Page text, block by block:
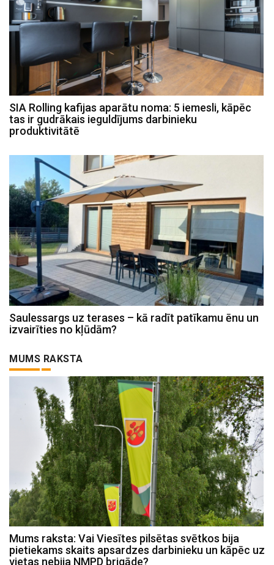
SIA Rolling kafijas aparātu noma: 5 iemesli, kāpēc
tas ir gudrākais ieguldījums darbinieku
produktivitātē
Saulessargs uz terases – kā radīt patīkamu ēnu un
izvairīties no kļūdām?
MUMS RAKSTA
Mums raksta: Vai Viesītes pilsētas svētkos bija
pietiekams skaits apsardzes darbinieku un kāpēc uz
vietas nebija NMPD brigāde?